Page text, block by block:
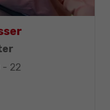
Schösser
440 20 - 22